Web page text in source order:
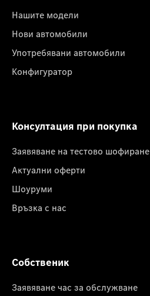
Нашите модели
Нови автомобили
Употребявани автомобили
Конфигуратор
Консултация при покупка
Заявяване на тестово шофиране
Актуални оферти
Шоуруми
Връзка с нас
Собственик
Заявяване час за обслужване